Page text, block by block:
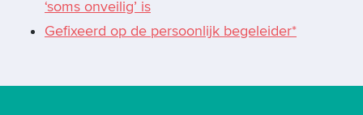
‘soms onveilig’ is
Gefixeerd op de persoonlijk begeleider*